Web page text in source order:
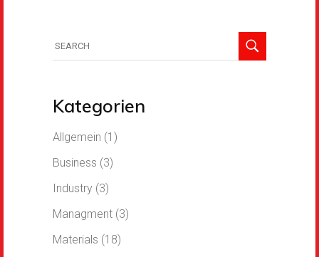
Kategorien
Allgemein (1)
Business (3)
Industry (3)
Managment (3)
Materials (18)